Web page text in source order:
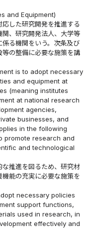
and Equipment)
した研究開発を推進する
、研究開発法人、大学等
る機関をいう。次条及び
の整備に必要な施策を講
is to adopt necessary
and equipment at
(meaning institutes
at national research
agencies,
businesses, and
in the following
promote research and
and technological
推進を図るため、研究材
能の充実に必要な施策を
necessary policies
support functions,
used in research, in
effectively and